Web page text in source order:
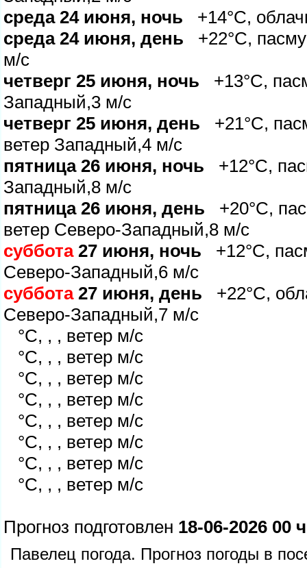
среда 24 июня, ночь +14°C,
среда 24 июня, день +22°C,
м/с
четверг 25 июня, ночь +13°C,
Западный,3 м/с
четверг 25 июня, день +21°C,
етер Западный,4 м/с
пятница 26 июня, ночь +12°C,
Западный,8 м/с
пятница 26 июня, день +20°C,
етер Северо-Западный,8 м/с
суббота27 июня, ночь +12°C,
Северо-Западный,6 м/с
суббота27 июня, день +22°C,
Северо-Западный,7 м/с
°C, , , ветер м/с
°C, , , ветер м/с
°C, , , ветер м/с
°C, , , ветер м/с
°C, , , ветер м/с
°C, , , ветер м/с
°C, , , ветер м/с
°C, , , ветер м/с
Прогноз подготовлен 18-06-2026 00 ч
Павелец погода. Прогноз погоды в